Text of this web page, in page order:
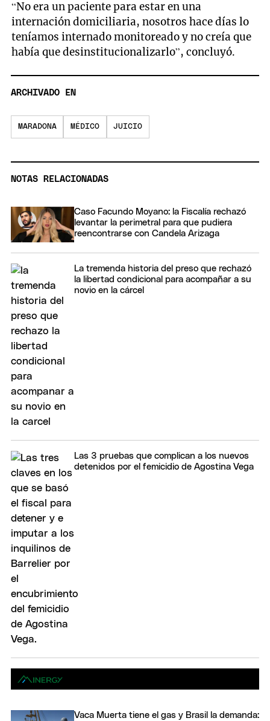
“No era un paciente para estar en una
internación domiciliaria, nosotros hace días lo
teníamos internado monitoreado y no creía que
había que desinstitucionalizarlo”, concluyó.
ARCHIVADO EN
MARADONA MÉDICO JUICIO
NOTAS RELACIONADAS
Caso Facundo Moyano: la Fiscalía rechazó
levantar la perimetral para que pudiera
reencontrarse con Candela Arizaga
La tremenda historia del preso que rechazó
la libertad condicional para acompañar a su
novio en la cárcel
Las 3 pruebas que complican a los nuevos
detenidos por el femicidio de Agostina Vega
Vaca Muerta tiene el gas y Brasil la demanda: